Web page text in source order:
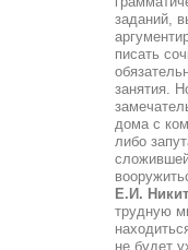
заданий,
писать
занятия.
дома с
либо
Е.И.
трудную
не будет